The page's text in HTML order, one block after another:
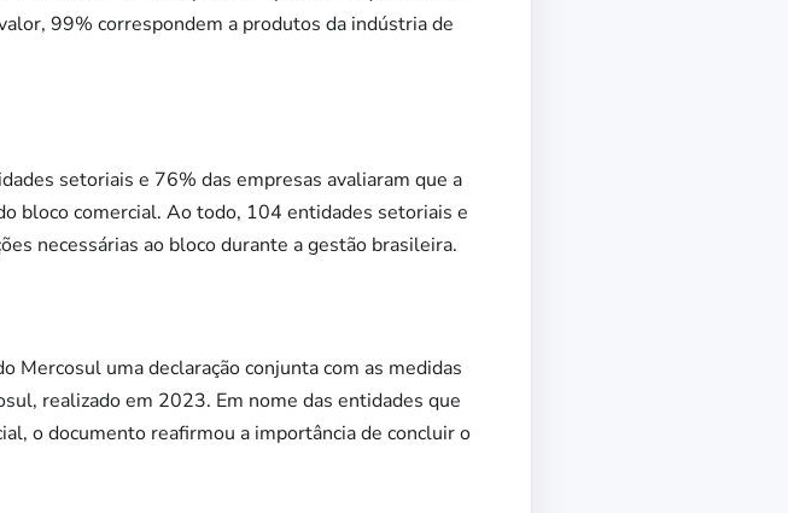
99% correspondem a produtos da indústria de
setoriais e 76% das empresas avaliaram que a
bloco comercial. Ao todo, 104 entidades setoriais e
necessárias ao bloco durante a gestão brasileira.
Mercosul uma declaração conjunta com as medidas
realizado em 2023. Em nome das entidades que
o documento reafirmou a importância de concluir o